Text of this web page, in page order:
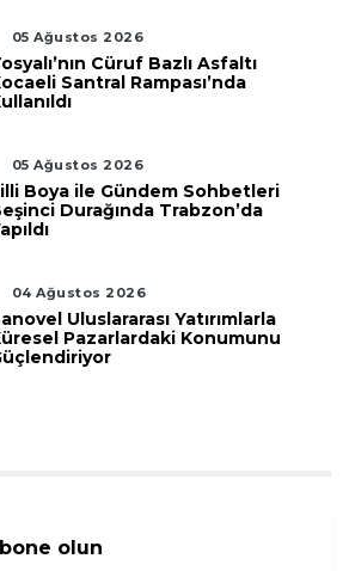
05 Ağustos 2026
Cüruf Bazlı Asfaltı
Santral Rampası’nda
05 Ağustos 2026
Boya ile Gündem Sohbetleri
Durağında Trabzon’da
04 Ağustos 2026
Uluslararası Yatırımlarla
Pazarlardaki Konumunu
olun